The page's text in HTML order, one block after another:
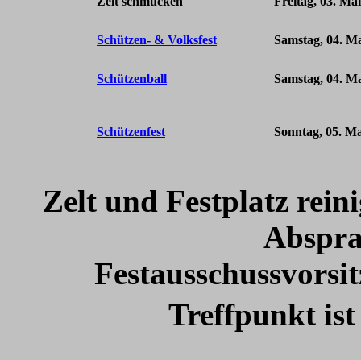
Schützen- & Volksfest Samstag, 04.
Schützenball Samstag, 04.
Schützenfest Sonntag, 05.
Zelt und Festplatz
Treffpunkt ist